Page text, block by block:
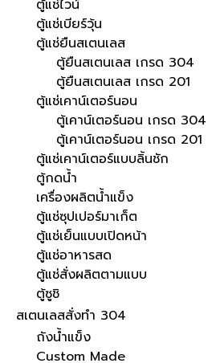
ตู้แช่ไวน์
ตู้แช่เบียร์วุ้น
ตู้แช่ยืนสเตนเลส
ตู้ยืนสเตนเลส เกรด 304
ตู้ยืนสเตนเลส เกรด 201
ตู้แช่เคาน์เตอร์นอน
ตู้เคาน์เตอร์นอน เกรด 304
ตู้เคาน์เตอร์นอน เกรด 201
ตู้แช่เคาน์เตอร์แบบลิ้นชัก
ตู้กดน้ำ
เครื่องผลิตน้ำแข็ง
ตู้แช่ซุปเปอร์มาเก็ต
ตู้แช่เย็นแบบเปิดหน้า
ตู้แช่อาหารสด
ตู้แช่สั่งผลิตตามแบบ
ตู้ซูชิ
สเตนเลสสั่งทำ 304
ถังน้ำแข็ง
Custom Made